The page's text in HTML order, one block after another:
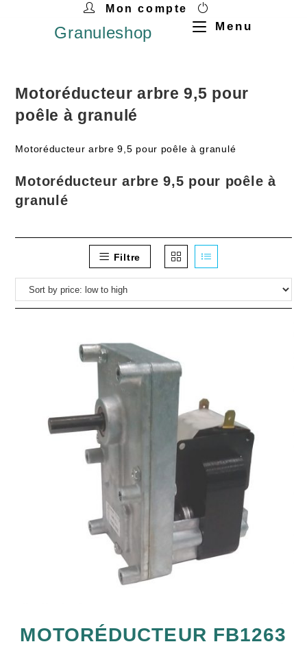
Mon compte
Granuleshop Menu
Motoréducteur arbre 9,5 pour
poêle à granulé
Motoréducteur arbre 9,5 pour poêle à granulé
Motoréducteur arbre 9,5 pour poêle à
granulé
Filtre
MOTORÉDUCTEUR FB1263